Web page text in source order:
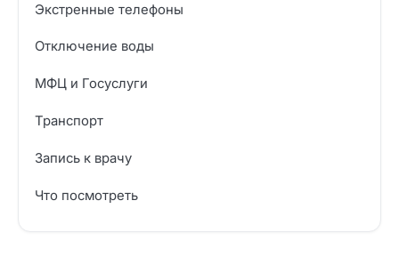
Экстренные телефоны
Отключение воды
МФЦ и Госуслуги
Транспорт
Запись к врачу
Что посмотреть